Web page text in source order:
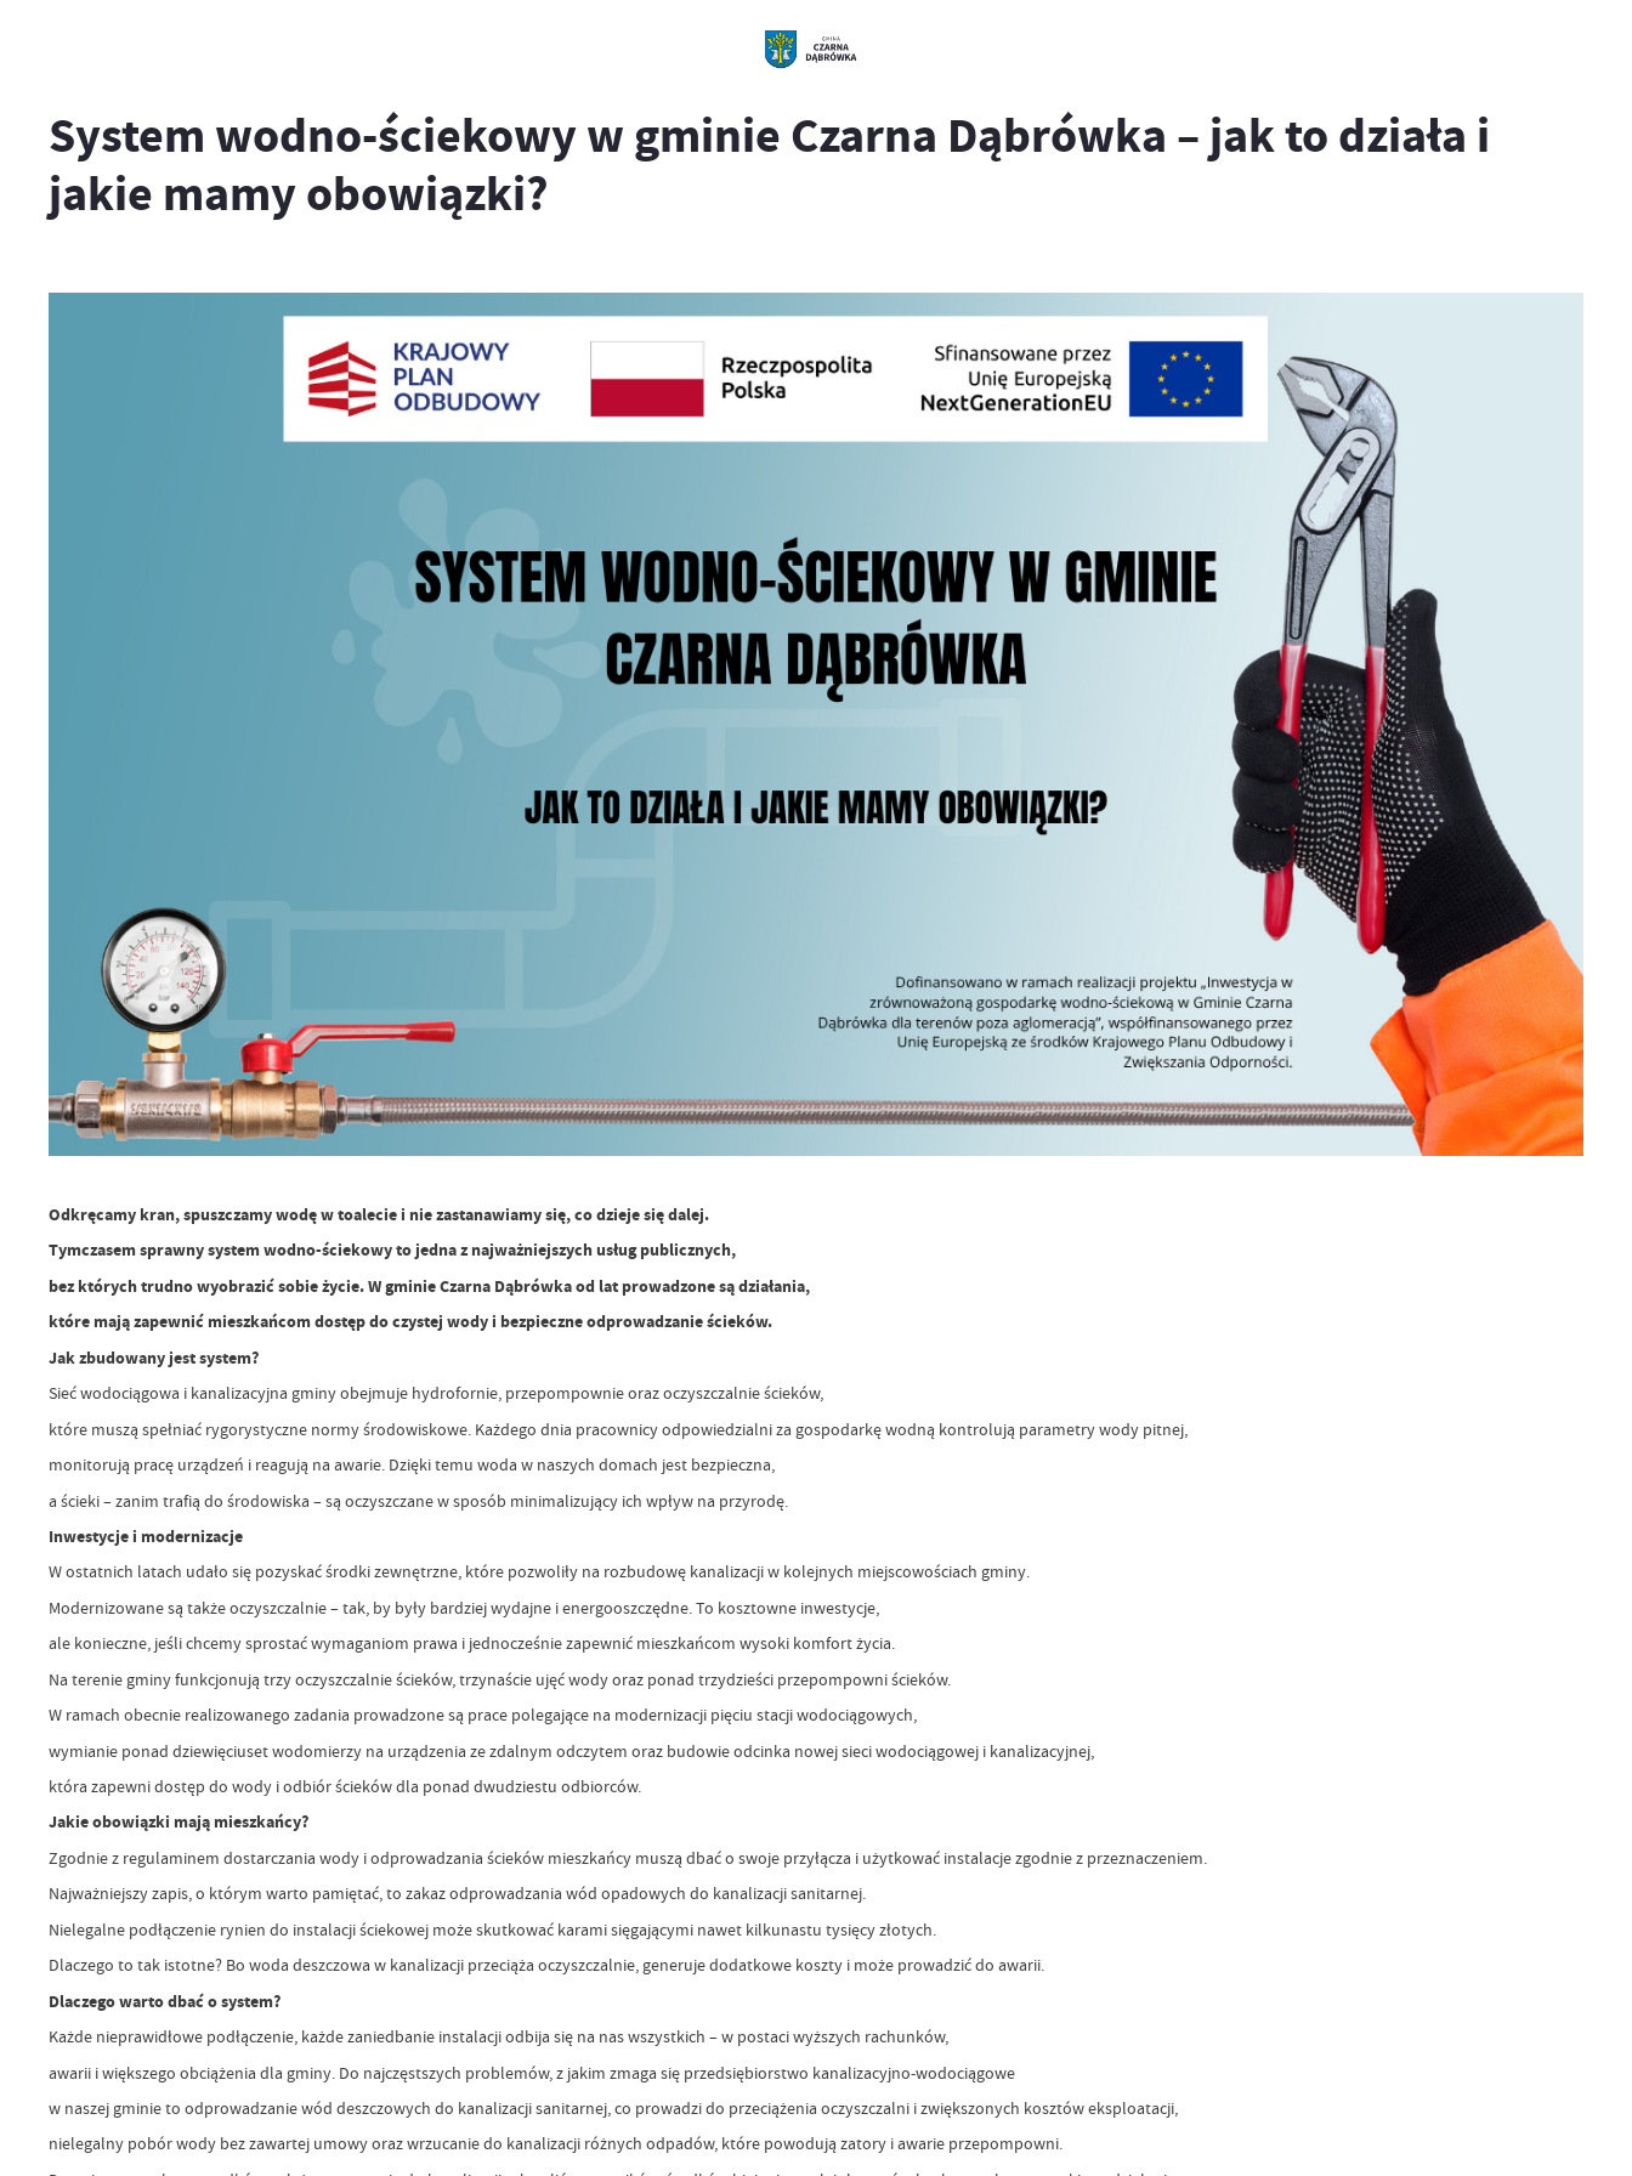
System wodno-ściekowy w gminie Czarna Dąbrówka – jak to działa i
jakie mamy obowiązki?
Odkręcamy kran, spuszczamy wodę w toalecie i nie zastanawiamy się, co dzieje się dalej.
Tymczasem sprawny system wodno-ściekowy to jedna z najważniejszych usług publicznych,
bez których trudno wyobrazić sobie życie. W gminie Czarna Dąbrówka od lat prowadzone są działania,
które mają zapewnić mieszkańcom dostęp do czystej wody i bezpieczne odprowadzanie ścieków.
Jak zbudowany jest system?
Sieć wodociągowa i kanalizacyjna gminy obejmuje hydrofornie, przepompownie oraz oczyszczalnie ścieków,
które muszą spełniać rygorystyczne normy środowiskowe. Każdego dnia pracownicy odpowiedzialni za gospodarkę wodną kontrolują parametry wody pitnej,
monitorują pracę urządzeń i reagują na awarie. Dzięki temu woda w naszych domach jest bezpieczna,
a ścieki – zanim trafią do środowiska – są oczyszczane w sposób minimalizujący ich wpływ na przyrodę.
Inwestycje i modernizacje
W ostatnich latach udało się pozyskać środki zewnętrzne, które pozwoliły na rozbudowę kanalizacji w kolejnych miejscowościach gminy.
Modernizowane są także oczyszczalnie – tak, by były bardziej wydajne i energooszczędne. To kosztowne inwestycje,
ale konieczne, jeśli chcemy sprostać wymaganiom prawa i jednocześnie zapewnić mieszkańcom wysoki komfort życia.
Na terenie gminy funkcjonują trzy oczyszczalnie ścieków, trzynaście ujęć wody oraz ponad trzydzieści przepompowni ścieków.
W ramach obecnie realizowanego zadania prowadzone są prace polegające na modernizacji pięciu stacji wodociągowych,
wymianie ponad dziewięciuset wodomierzy na urządzenia ze zdalnym odczytem oraz budowie odcinka nowej sieci wodociągowej i kanalizacyjnej,
która zapewni dostęp do wody i odbiór ścieków dla ponad dwudziestu odbiorców.
Jakie obowiązki mają mieszkańcy?
Zgodnie z regulaminem dostarczania wody i odprowadzania ścieków mieszkańcy muszą dbać o swoje przyłącza i użytkować instalacje zgodnie z przeznaczeniem.
Najważniejszy zapis, o którym warto pamiętać, to zakaz odprowadzania wód opadowych do kanalizacji sanitarnej.
Nielegalne podłączenie rynien do instalacji ściekowej może skutkować karami sięgającymi nawet kilkunastu tysięcy złotych.
Dlaczego to tak istotne? Bo woda deszczowa w kanalizacji przeciąża oczyszczalnie, generuje dodatkowe koszty i może prowadzić do awarii.
Dlaczego warto dbać o system?
Każde nieprawidłowe podłączenie, każde zaniedbanie instalacji odbija się na nas wszystkich – w postaci wyższych rachunków,
awarii i większego obciążenia dla gminy. Do najczęstszych problemów, z jakim zmaga się przedsiębiorstwo kanalizacyjno-wodociągowe
w naszej gminie to odprowadzanie wód deszczowych do kanalizacji sanitarnej, co prowadzi do przeciążenia oczyszczalni i zwiększonych kosztów eksploatacji,
nielegalny pobór wody bez zawartej umowy oraz wrzucanie do kanalizacji różnych odpadów, które powodują zatory i awarie przepompowni.